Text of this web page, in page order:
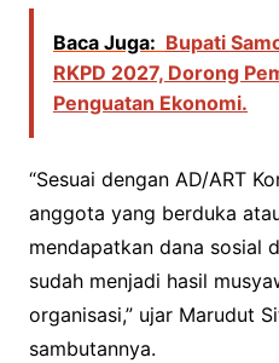
Baca Juga: Bupati
RKPD 2027, Dorong
Penguatan Ekonomi.
“Sesuai dengan AD/ART
anggota yang berduka
mendapatkan dana sosial
sudah menjadi hasil
organisasi,” ujar Marudut
sambutannya.